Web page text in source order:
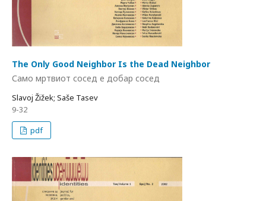
The Only Good Neighbor Is the Dead Neighbor
Само мртвиот сосед е добар сосед
Slavoj Žižek; Saše Tasev
9-32
pdf